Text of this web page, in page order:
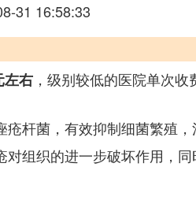
31 16:58:33
左右 ，级别较低的医院单次
杆菌，有效抑制细菌繁殖，
组织的进一步破坏作用，